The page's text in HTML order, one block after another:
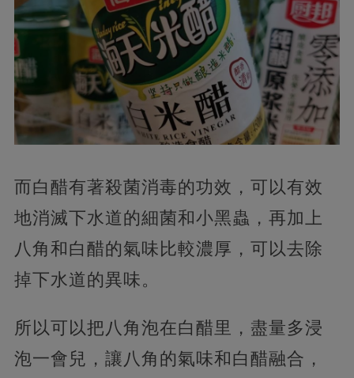
而白醋有著殺菌消毒的功效，可以有效
地消滅下水道的細菌和小黑蟲，再加上
八角和白醋的氣味比較濃厚，可以去除
掉下水道的異味。
所以可以把八角泡在白醋里，盡量多浸
泡一會兒，讓八角的氣味和白醋融合，